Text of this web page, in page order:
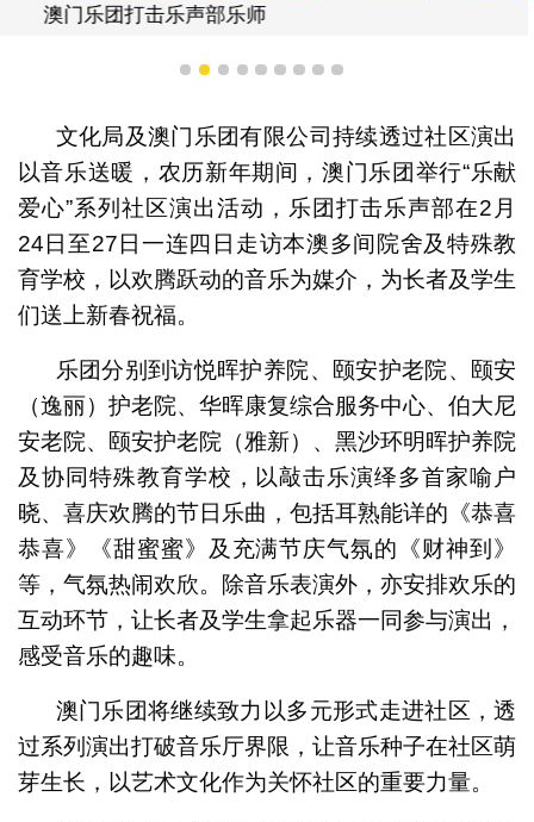
1 2 3 4 5 6 7 8 9
文化局及澳门乐团有限公司持续透过社区演出
以音乐送暖，农历新年期间，澳门乐团举行“乐献
爱心”系列社区演出活动，乐团打击乐声部在2月
24日至27日一连四日走访本澳多间院舍及特殊教
育学校，以欢腾跃动的音乐为媒介，为长者及学生
们送上新春祝福。
乐团分别到访悦晖护养院、颐安护老院、颐安
（逸丽）护老院、华晖康复综合服务中心、伯大尼
安老院、颐安护老院（雅新）、黑沙环明晖护养院
及协同特殊教育学校，以敲击乐演绎多首家喻户
晓、喜庆欢腾的节日乐曲，包括耳熟能详的《恭喜
恭喜》《甜蜜蜜》及充满节庆气氛的《财神到》
等，气氛热闹欢欣。除音乐表演外，亦安排欢乐的
互动环节，让长者及学生拿起乐器一同参与演出，
感受音乐的趣味。
澳门乐团将继续致力以多元形式走进社区，透
过系列演出打破音乐厅界限，让音乐种子在社区萌
芽生长，以艺术文化作为关怀社区的重要力量。